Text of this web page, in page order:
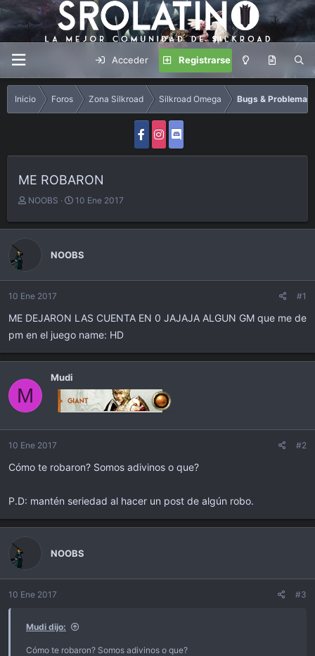
Acceder Registrarse
Inicio Foros Zona Silkroad Silkroad Omega Bugs & Problemas
ME ROBARON
A
t
o
NOOBS
F
c
a
e
i
c
o
10 Ene 2017
NOOBS
10 Ene 2017 #1
ME DEJARON LAS CUENTA EN 0 JAJAJA ALGUN GM que me de
pm en el juego name: HD
M
Mudi
10 Ene 2017 #2
Cómo te robaron? Somos adivinos o que?
P.D: mantén seriedad al hacer un post de algún robo.
NOOBS
10 Ene 2017 #3
Mudi dijo:
Cómo te robaron? Somos adivinos o que?